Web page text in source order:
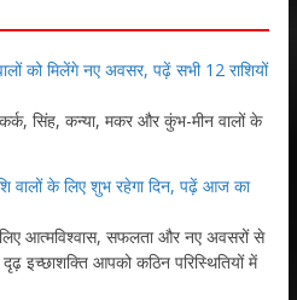
को मिलेंगे नए अवसर, पढ़ें सभी 12 राशियों
सिंह, कन्या, मकर और कुंभ-मीन वालों के
वालों के लिए शुभ रहेगा दिन, पढ़ें आज का
आत्मविश्वास, सफलता और नए अवसरों से
इच्छाशक्ति आपको कठिन परिस्थितियों में